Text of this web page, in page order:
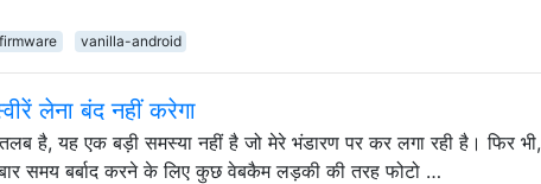
vanilla-android
लेना बंद नहीं करेगा
है, यह एक बड़ी समस्या नहीं है जो मेरे भंडारण पर कर लगा रही है। फिर भी,
समय बर्बाद करने के लिए कुछ वेबकैम लड़की की तरह फोटो …